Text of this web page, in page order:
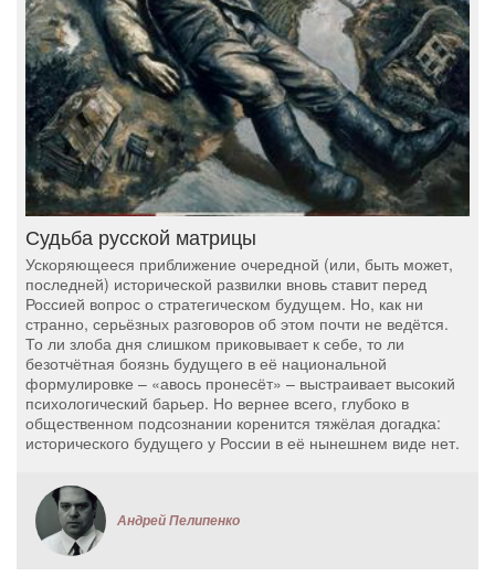
Судьба русской матрицы
Ускоряющееся приближение очередной (или, быть может,
последней) исторической развилки вновь ставит перед
Россией вопрос о стратегическом будущем. Но, как ни
странно, серьёзных разговоров об этом почти не ведётся.
То ли злоба дня слишком приковывает к себе, то ли
безотчётная боязнь будущего в её национальной
формулировке – «авось пронесёт» – выстраивает высокий
психологический барьер. Но вернее всего, глубоко в
общественном подсознании коренится тяжёлая догадка:
исторического будущего у России в её нынешнем виде нет.
Андрей Пелипенко